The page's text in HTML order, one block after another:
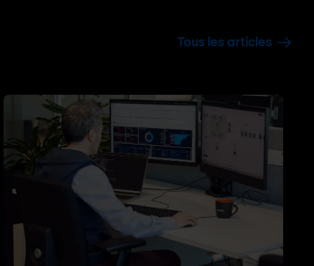
Tous les articles